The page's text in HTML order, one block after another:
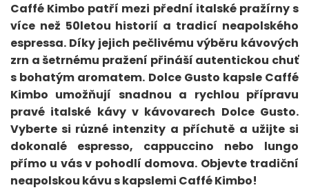
Caffé Kimbo patří mezi přední italské pražírny s
více než 50letou historií a tradicí neapolského
espressa. Díky jejich pečlivému výběru kávových
zrn a šetrnému pražení přináší autentickou chuť
s bohatým aromatem. Dolce Gusto kapsle Caffé
Kimbo umožňují snadnou a rychlou přípravu
pravé italské kávy v kávovarech Dolce Gusto.
Vyberte si různé intenzity a příchutě a užijte si
dokonalé espresso, cappuccino nebo lungo
přímo u vás v pohodlí domova. Objevte tradiční
neapolskou kávu s kapslemi Caffé Kimbo!